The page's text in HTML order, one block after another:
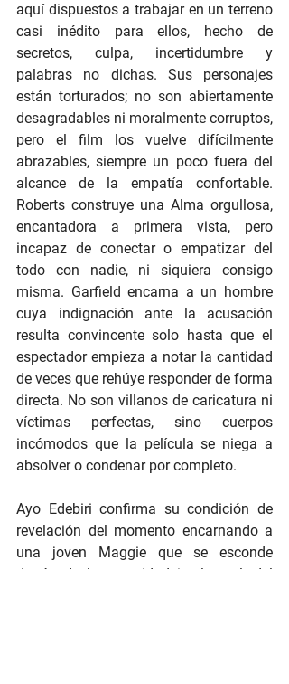
aquí dispuestos a trabajar en un terreno
casi inédito para ellos, hecho de
secretos, culpa, incertidumbre y
palabras no dichas. Sus personajes
están torturados; no son abiertamente
desagradables ni moralmente corruptos,
pero el film los vuelve difícilmente
abrazables, siempre un poco fuera del
alcance de la empatía confortable.
Roberts construye una Alma orgullosa,
encantadora a primera vista, pero
incapaz de conectar o empatizar del
todo con nadie, ni siquiera consigo
misma. Garfield encarna a un hombre
cuya indignación ante la acusación
resulta convincente solo hasta que el
espectador empieza a notar la cantidad
de veces que rehúye responder de forma
directa. No son villanos de caricatura ni
víctimas perfectas, sino cuerpos
incómodos que la película se niega a
absolver o condenar por completo.
Ayo Edebiri confirma su condición de
revelación del momento encarnando a
una joven Maggie que se esconde
detrás de la seguridad intelectual, del